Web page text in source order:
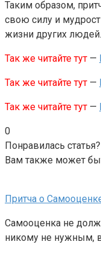
Таким образом,
свою силу и
жизни других людей.
Так же читайте тут —
Так же читайте тут —
Так же читайте тут —
0
Понравилась
Вам также может
Притча о
Самооценка не
никому не нужным,